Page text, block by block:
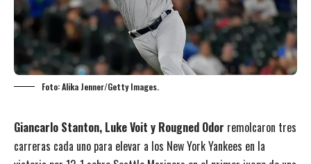
Foto: Alika Jenner/Getty Images.
Giancarlo Stanton, Luke Voit y Rougned Odor remolcaron tres
carreras cada uno para elevar a los New York Yankees en la